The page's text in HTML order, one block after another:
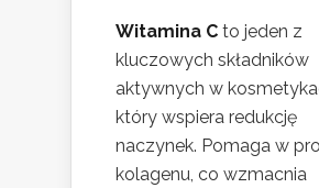
Witamina C to jeden z
kluczowych składników
aktywnych w
który wspiera redukcję
naczynek. Pomaga w
kolagenu, co wzmacnia